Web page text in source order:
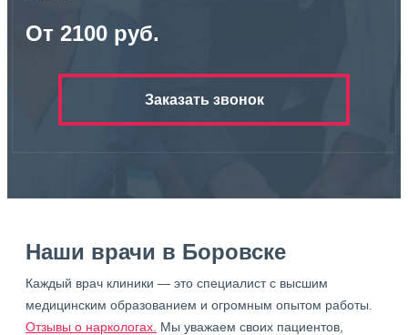
От 2100 руб.
Заказать звонок
Наши врачи в Боровске
Каждый врач клиники — это специалист с высшим
медицинским образованием и огромным опытом работы.
Отзывы о наркологах. Мы уважаем своих пациентов,